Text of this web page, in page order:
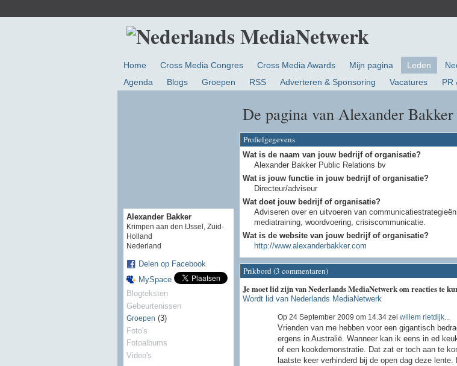
Home Cross Media Congres Cross Media Awards Mijn pagina Leden
Agenda
Blogs Groepen RSS Adverteren & Sponsoring Vacatures PR
Alexander Bakker
Krimpen aan den IJssel, Zuid-
Holland
Nederland
Delen op Facebook
MySpace
Blogteksten
Gebeurtenissen
Groepen (3)
Foto's
Fotoalbums
Video's
De pagina van Alexander Bakker
Profielgegevens
Wat is de naam van jouw bedrijf of organisatie?
Alexander Bakker Public Relations bv
Wat is jouw functie in jouw bedrijf of organisatie?
Directeur/adviseur
Wat doet jouw bedrijf of organisatie?
Adviseren over en uitvoeren van
mediatraining, woordvoering, crisiscommunicatie.
Wat is de website van jouw bedrijf of organisatie?
http://www.alexanderbakker.com
Prikbord (3 commentaren)
Je moet lid zijn van Nederlands MediaNetwerk om reacties te
Wordt lid van Nederlands MediaNetwerk
Op 24 September 2009 om 14.34 zei willem rietdijk...
Vrienden van me hebben voor een gigantisch
ergens in Australië. Wanneer kan ik eens in ed
of een kookdemonstratie. Dat zat er toch aan te
laatste keer verhinderd bij de open dag deze